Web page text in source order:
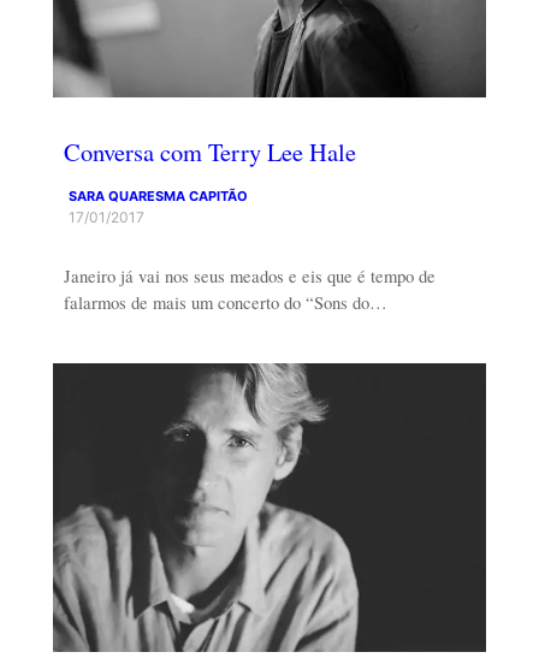
Conversa com Terry Lee Hale
SARA QUARESMA CAPITÃO
17/01/2017
Janeiro já vai nos seus meados e eis que é tempo de
falarmos de mais um concerto do “Sons do…